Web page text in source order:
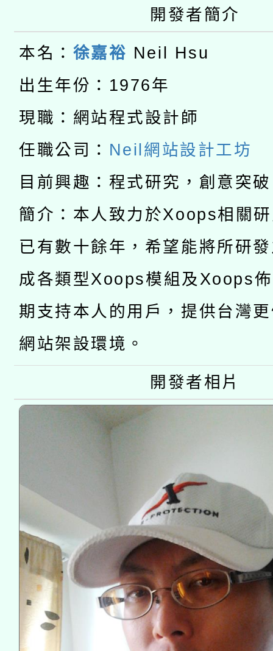
件」活動簡章
年度COVID-19疫苗接
接種對象擴大為「滿6
接種之民眾」措施，延
月28日止
轉知經濟部水利署委託
業技術研究院辦理「
用水績優單位及節水達
動」
115年8月22日(星期六
桃園市孔廟祈福系列
開 智慧啟航」
2026年桃園地景藝術
「2026桃園藝術巡演
關事宜
國立臺灣師範大學辦理
年度健康促進學校輔導
業成長研習」實施計畫
函轉國家教育研究院中
族教育國際趨勢與發展
轉知教育部國民及學前
新北市政府教育局辦理
方素養工作坊新北場」
函轉國立臺灣師範大學
族語言臺北學習中心
「族語學習班」招生簡
轉知有關國立成功大學
文教學共融平台-教案
件」活動簡章
教育部國民及學前教育
年度COVID-19疫苗接
接種對象擴大為「滿6
接種之民眾」措施，
月28日止
開發者簡介
本名： 徐嘉裕 Neil Hsu
出生年份：1976年
現職：網站程式設計師
任職公司： Neil網站設計工坊
目前興趣：程式研究，創意突
簡介：本人致力於Xoops相關
已有數十餘年，希望能將所研
成各類型Xoops模組及Xoops
期支持本人的用戶，提供台灣
網站架設環境。
開發者相片